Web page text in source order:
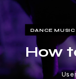
DANCE MUSIC
How